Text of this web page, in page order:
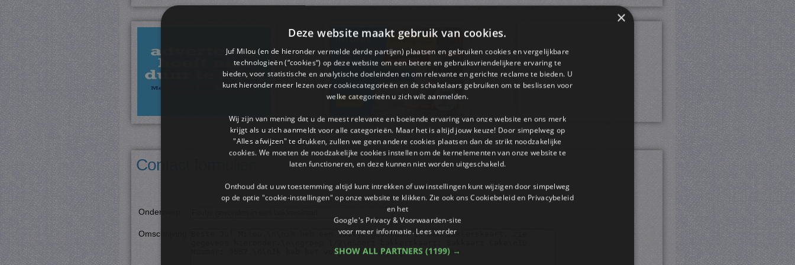
Contact formulier:
Onderwerp
Omschrijving
×
Deze website maakt gebruik van cookies.
Juf Milou (en de hieronder vermelde derde partijen) plaatsen en gebruiken cookies en vergelijkbare
technologieën (“cookies”) op deze website om een ​​betere en gebruiksvriendelijkere ervaring te
bieden, voor statistische en analytische doeleinden en om relevante en gerichte reclame te bieden. U
kunt hieronder meer lezen over cookiecategorieën en de schakelaars gebruiken om te beslissen voor
welke categorieën u zich wilt aanmelden.
Wij zijn van mening dat u de meest relevante en boeiende ervaring van onze website en ons merk
krijgt als u zich aanmeldt voor alle categorieën. Maar het is altijd jouw keuze! Door simpelweg op
"Alles afwijzen" te drukken, zullen we geen andere cookies plaatsen dan de strikt noodzakelijke
cookies. We moeten de noodzakelijke cookies instellen om de kernelementen van onze website te
laten functioneren, en deze kunnen niet worden uitgeschakeld.
Onthoud dat u uw toestemming altijd kunt intrekken of uw instellingen kunt wijzigen door simpelweg
op de optie "cookie-instellingen" op onze website te klikken. Zie ook ons ​​Cookiebeleid en Privacybeleid
en het
Google's Privacy & Voorwaarden-site
voor meer informatie. Lees verder
SHOW ALL PARTNERS (1199) →